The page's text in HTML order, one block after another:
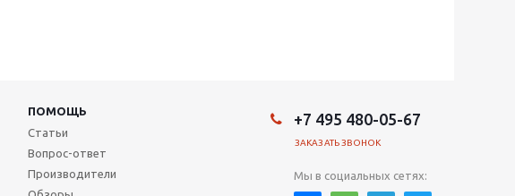
ПОМОЩЬ
Статьи
Вопрос-ответ
Производители
+7 495 480-05-67
ЗАКАЗАТЬ ЗВОНОК
Мы в социальных сетях: